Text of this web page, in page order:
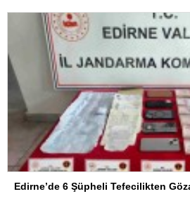
Edirne’de 6 Şüpheli Tefecilikten